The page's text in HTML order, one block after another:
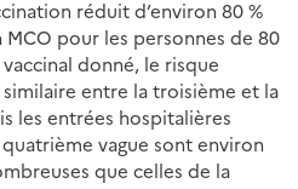
réduit d’environ 80 %
MCO pour les personnes de 80
donné, le risque
entre la troisième et la
les entrées hospitalières
vague sont environ
que celles de la